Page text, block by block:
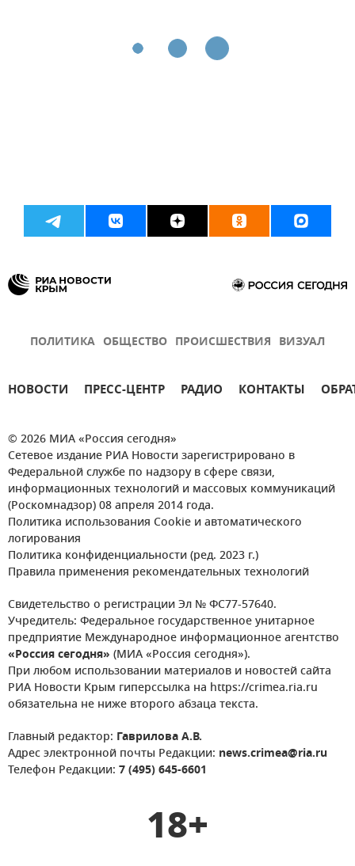
ПОЛИТИКА ОБЩЕСТВО ПРОИСШЕСТВИЯ ВИЗУАЛ
НОВОСТИ ПРЕСС-ЦЕНТР РАДИО КОНТАКТЫ
© 2026 МИА «Россия сегодня»
Сетевое издание РИА Новости зарегистрировано в
Федеральной службе по надзору в сфере связи,
информационных технологий и массовых коммуникаций
(Роскомнадзор) 08 апреля 2014 года.
Политика использования Cookie и автоматического
логирования
Политика конфиденциальности (ред. 2023 г.)
Правила применения рекомендательных технологий
Свидетельство о регистрации Эл № ФС77-57640.
Учредитель: Федеральное государственное унитарное
предприятие Международное информационное агентство
«Россия сегодня» (МИА «Россия сегодня»).
При любом использовании материалов и новостей сайта
РИА Новости Крым гиперссылка на https://crimea.ria.ru
обязательна не ниже второго абзаца текста.
Главный редактор: Гаврилова А.В.
Адрес электронной почты Редакции: news.crimea@ria.ru
Телефон Редакции: 7 (495) 645-6601
18+